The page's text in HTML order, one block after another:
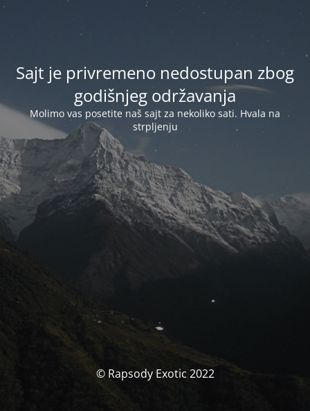
Sajt je privremeno nedostupan zbog
godišnjeg održavanja
Molimo vas posetite naš sajt za nekoliko sati. Hvala na
strpljenju
© Rapsody Exotic 2022